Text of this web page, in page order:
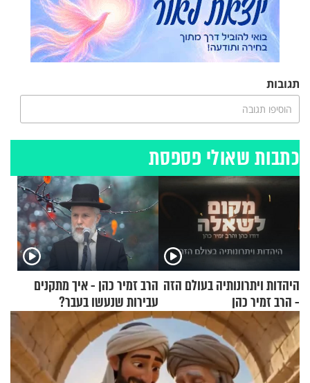
תגובות
הוסיפו תגובה
כתבות שאולי פספסת
היהדות ויתרונותיה בעולם הזה
- הרב זמיר כהן
הרב זמיר כהן - איך מתקנים
עבירות שנעשו בעבר?